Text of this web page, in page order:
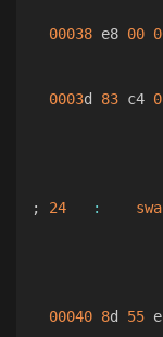
00038 e8 00
0003d 83 c4
; 24 :
00040 8d 55